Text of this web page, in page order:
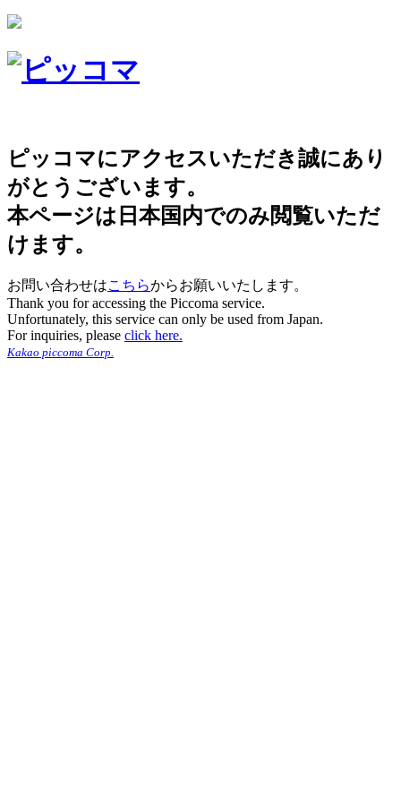
ピッコマにアクセスいただき誠にあり
がとうございます。
本ページは日本国内でのみ閲覧いただ
けます。
お問い合わせはこちらからお願いいたします。
Thank you for accessing the Piccoma service.
Unfortunately, this service can only be used from Japan.
For inquiries, please click here.
Kakao piccoma Corp.